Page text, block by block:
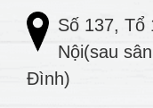
Số 137, Tổ
Nội(sau
Đình)